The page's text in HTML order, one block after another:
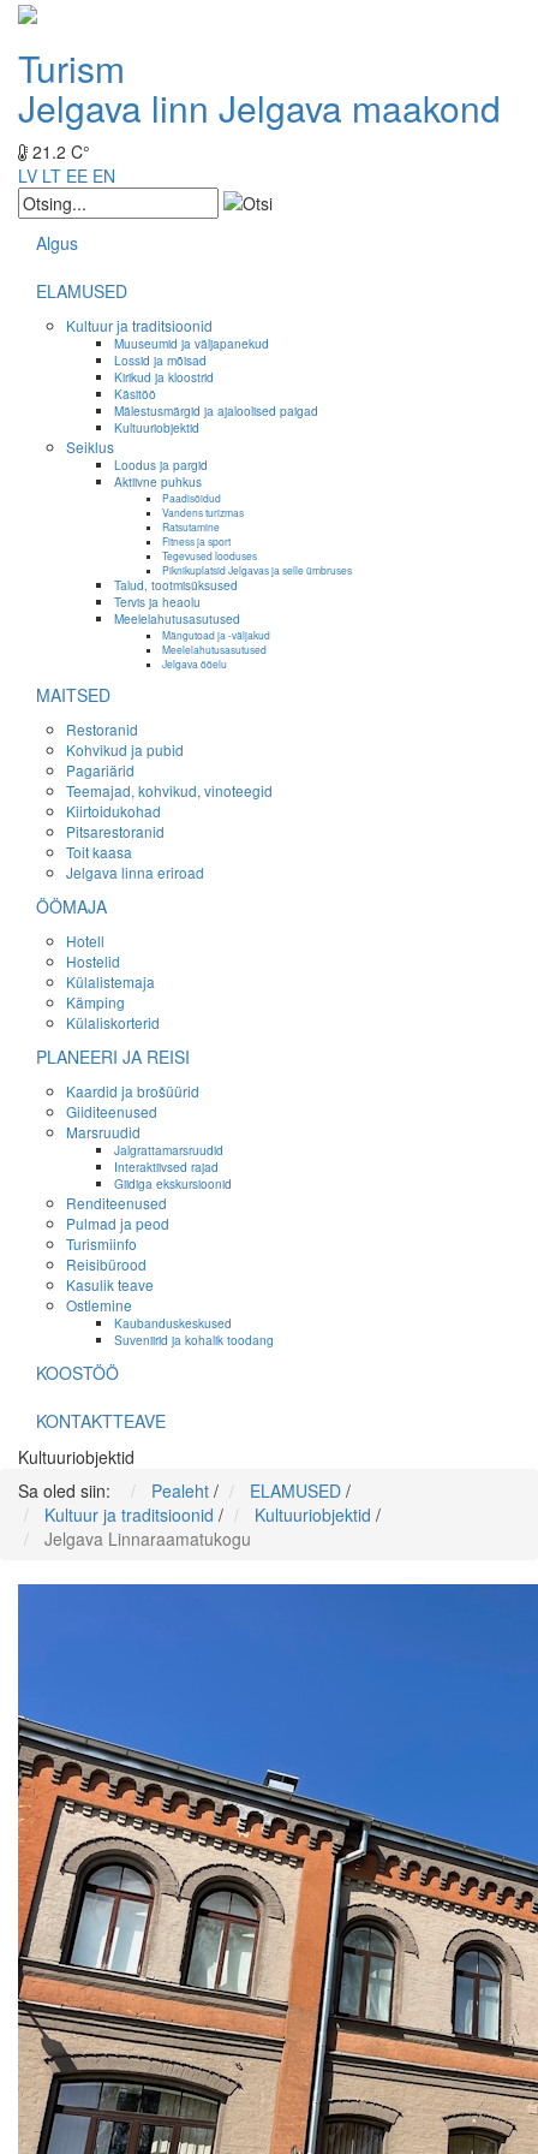
Turism
Jelgava linn Jelgava maakond
21.2 C°
LV LT EE EN
Algus
ELAMUSED
Kultuur ja traditsioonid
Muuseumid ja väljapanekud
Lossid ja mõisad
Kirikud ja kloostrid
Käsitöö
Mälestusmärgid ja ajaloolised paigad
Kultuuriobjektid
Seiklus
Loodus ja pargid
Aktiivne puhkus
Paadisõidud
Vandens turizmas
Ratsutamine
Fitness ja sport
Tegevused looduses
Piknikuplatsid Jelgavas ja selle ümbruses
Talud, tootmisüksused
Tervis ja heaolu
Meelelahutusasutused
Mängutoad ja -väljakud
Meelelahutusasutused
Jelgava ööelu
MAITSED
Restoranid
Kohvikud ja pubid
Pagariärid
Teemajad, kohvikud, vinoteegid
Kiirtoidukohad
Pitsarestoranid
Toit kaasa
Jelgava linna eriroad
ÖÖMAJA
Hotell
Hostelid
Külalistemaja
Kämping
Külaliskorterid
PLANEERI JA REISI
Kaardid ja brošüürid
Giiditeenused
Marsruudid
Jalgrattamarsruudid
Interaktiivsed rajad
Giidiga ekskursioonid
Renditeenused
Pulmad ja peod
Turismiinfo
Reisibürood
Kasulik teave
Ostlemine
Kaubanduskeskused
Suveniirid ja kohalik toodang
KOOSTÖÖ
KONTAKTTEAVE
Kultuuriobjektid
Sa oled siin:
Pealeht / ELAMUSED /
Kultuur ja traditsioonid / Kultuuriobjektid /
Jelgava Linnaraamatukogu